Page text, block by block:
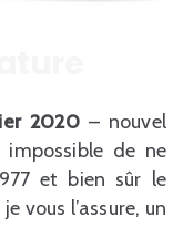
2020– nouvel
impossible de ne
et bien sûr le
vous l’assure, un